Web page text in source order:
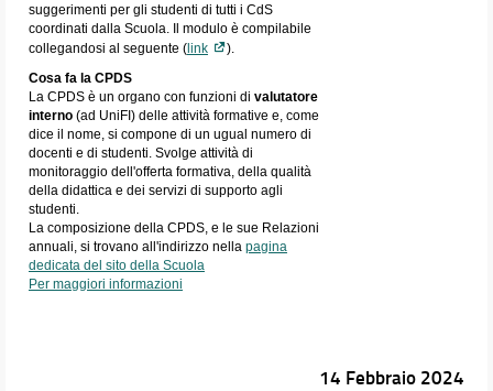
suggerimenti per gli studenti di tutti i CdS
coordinati dalla Scuola. Il modulo è compilabile
collegandosi al seguente (link
).
Cosa fa la CPDS
La CPDS è un organo con funzioni di valutatore
interno(ad UniFI) delle attività formative e, come
dice il nome, si compone di un ugual numero di
docenti e di studenti. Svolge attività di
monitoraggio dell'offerta formativa, della qualità
della didattica e dei servizi di supporto agli
studenti.
La composizione della CPDS, e le sue Relazioni
annuali, si trovano all'indirizzo nella pagina
dedicata del sito della Scuola
Per maggiori informazioni
14 Febbraio 2024